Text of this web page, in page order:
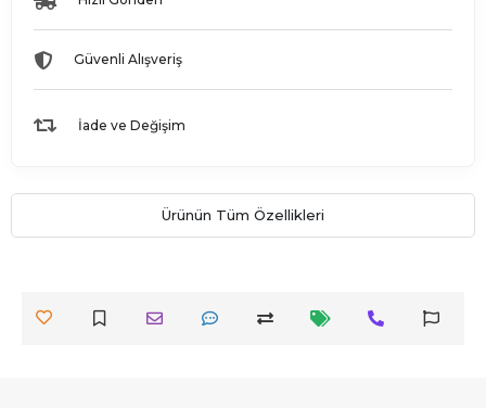
Güvenli Alışveriş
İade ve Değişim
Ürünün Tüm Özellikleri